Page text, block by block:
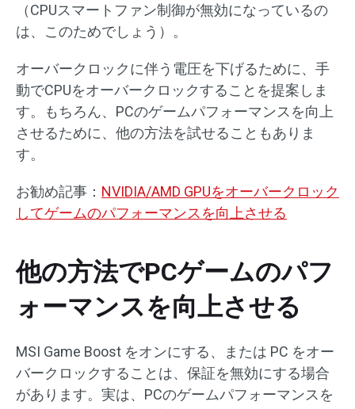
（CPUスマートファン制御が無効になっているの
は、このためでしょう）。
オーバークロックに伴う電圧を下げるために、手
動でCPUをオーバークロックすることを提案しま
す。もちろん、PCのゲームパフォーマンスを向上
させるために、他の方法を試せることもありま
す。
お勧め記事： NVIDIA/AMD GPUをオーバークロック
してゲームのパフォーマンスを向上させる
他の方法でPCゲームのパフ
ォーマンスを向上させる
MSI Game Boost をオンにする、または PC をオー
バークロックすることは、保証を無効にする場合
があります。実は、PCのゲームパフォーマンスを